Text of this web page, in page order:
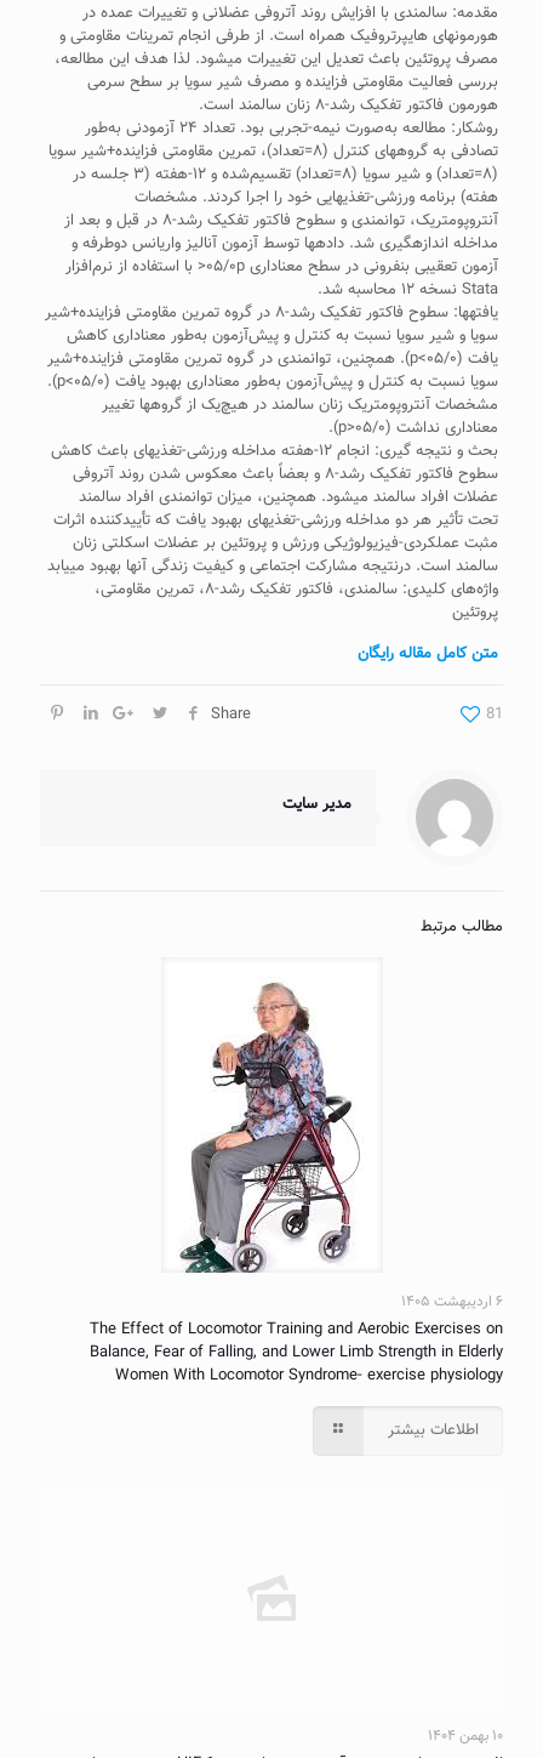
مقدمه: سالمندی با افزایش روند آتروفی عضلانی و تغییرات عمده در
هورمون‏های هایپرتروفیک همراه است. از طرفی انجام تمرینات مقاومتی و
مصرف پروتئین باعث تعدیل این تغییرات می‏شود. لذا هدف این مطالعه،
بررسی فعالیت مقاومتی فزاینده و مصرف شیر سویا بر سطح سرمی
هورمون فاکتور تفکیک رشد-۸ زنان سالمند است.
روش‎کار: مطالعه به‌صورت نیمه-تجربی بود. تعداد ۲۴ آزمودنی به‌طور
تصادفی به گروه‎های کنترل (۸=تعداد)، تمرین مقاومتی فزاینده+شیر سویا
(۸=تعداد) و شیر سویا (۸=تعداد) تقسیم‌شده و ۱۲-هفته (۳ جلسه در
هفته) برنامه ورزشی-تغذیه‏ایی خود را اجرا کردند. مشخصات
آنتروپومتریک، توانمندی و سطوح فاکتور تفکیک رشد-۸ در قبل و بعد از
مداخله اندازه‏گیری شد. داده‏ها توسط آزمون آنالیز واریانس دوطرفه و
آزمون تعقیبی بنفرونی در سطح معناداری ۰۵/۰p< با استفاده از نرم‌افزار
Stata نسخه ۱۲ محاسبه شد.
یافته‎ها: سطوح فاکتور تفکیک رشد-۸ در گروه تمرین مقاومتی فزاینده+شیر
سویا و شیر سویا نسبت به کنترل و پیش‌آزمون به‌طور معناداری کاهش
یافت (۰۵/۰>p). همچنین، توانمندی در گروه تمرین مقاومتی فزاینده+شیر
سویا نسبت به کنترل و پیش‌آزمون به‌طور معناداری بهبود یافت (۰۵/۰>p).
مشخصات آنتروپومتریک زنان سالمند در هیچ‌یک از گروه‏ها تغییر
معناداری نداشت (۰۵/۰<p).
بحث و نتیجه‏ گیری: انجام ۱۲-هفته مداخله ورزشی-تغذیه‏ای باعث کاهش
سطوح فاکتور تفکیک رشد-۸ و بعضاً باعث معکوس شدن روند آتروفی
عضلات افراد سالمند می‎شود. همچنین، میزان توانمندی افراد سالمند
تحت تأثیر هر دو مداخله ورزشی-تغذیه‏ای بهبود یافت که تأییدکننده اثرات
مثبت عملکردی-فیزیولوژیکی ورزش و پروتئین بر عضلات اسکلتی زنان
سالمند است. درنتیجه مشارکت اجتماعی و کیفیت زندگی آن‎ها بهبود می‎یابد
واژه‌های کلیدی: سالمندی، فاکتور تفکیک رشد-۸، تمرین مقاومتی،
پروتئین
متن کامل مقاله رایگان
Share 81
مدیر سایت
مطالب مرتبط
۶ اردیبهشت ۱۴۰۵
The Effect of Locomotor Training and Aerobic Exercises on
Balance, Fear of Falling, and Lower Limb Strength in Elderly
Women With Locomotor Syndrome- exercise physiology
اطلاعات بیشتر
۱۰ بهمن ۱۴۰۴